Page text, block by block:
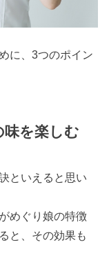
に、3つのポイン
を楽しむ
といえると思い
めぐり娘の特徴
と、その効果も